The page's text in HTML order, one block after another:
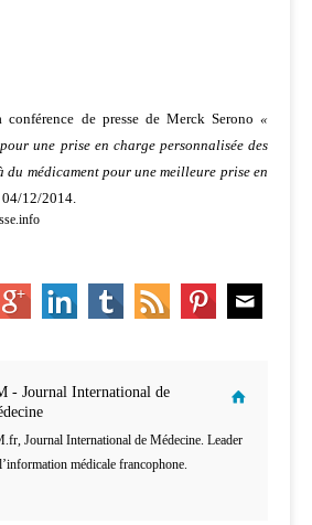
conférence de presse de Merck Serono «
une prise en charge personnalisée des
médicament pour une meilleure prise en
12/2014.
- Journal International de
Journal International de Médecine. Leader
médicale francophone.